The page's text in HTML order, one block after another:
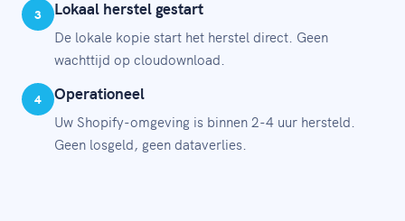
3 Lokaal herstel gestart
De lokale kopie start het herstel direct. Geen
wachttijd op cloudownload.
4 Operationeel
Uw Shopify-omgeving is binnen 2-4 uur hersteld.
Geen losgeld, geen dataverlies.